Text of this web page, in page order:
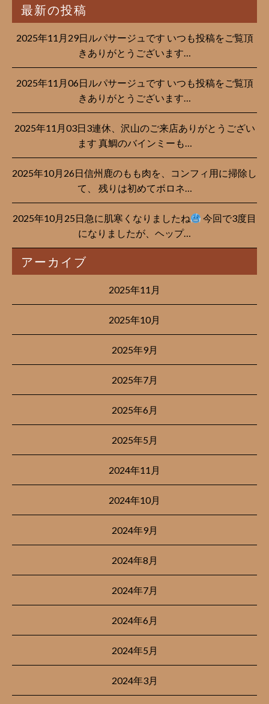
最新の投稿
2025年11月29日ルパサージュです︎ いつも投稿をご覧頂
きありがとうございます…
2025年11月06日ルパサージュです︎ いつも投稿をご覧頂
きありがとうございます…
2025年11月03日3連休、沢山のご来店ありがとうござい
ます 真鯛のバインミーも…
2025年10月26日信州鹿のもも肉を、コンフィ用に掃除し
て、 残りは初めてボロネ…
2025年10月25日急に肌寒くなりましたね
今回で3度目
になりましたが、ヘップ…
アーカイブ
2025年11月
2025年10月
2025年9月
2025年7月
2025年6月
2025年5月
2024年11月
2024年10月
2024年9月
2024年8月
2024年7月
2024年6月
2024年5月
2024年3月